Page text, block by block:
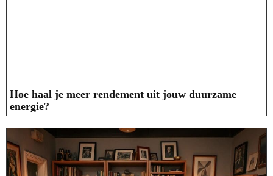
Hoe haal je meer rendement uit jouw duurzame
energie?